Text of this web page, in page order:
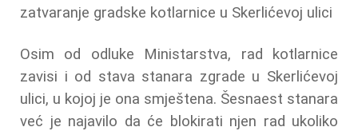
zatvaranje gradske kotlarnice u Skerlićevoj ulici
Osim od odluke Ministarstva, rad kotlarnice
zavisi i od stava stanara zgrade u Skerlićevoj
ulici, u kojoj je ona smještena. Šesnaest stanara
već je najavilo da će blokirati njen rad ukoliko